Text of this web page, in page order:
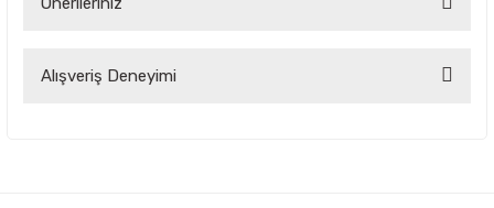
konularda yetersiz gördüğünüz noktaları öneri formunu
Alışveriş Deneyimi